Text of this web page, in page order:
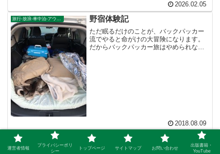
という本です。人生を変えた本『旅に出
ろ！ ヴァガボンディング・ガイド』リ
アル・ドラゴンクエスト・...
2026.02.05
旅行-放浪-車中泊-アウトドア 野宿体験記
ただ眠るだけのことが、バックパッカー
流でやると命がけの大冒険になります。
だからバックパッカー旅はやめられない
2018.08.09
旅行-放浪-車中泊-アウトドア
芸術の都パリ（ダウンロードフリ
ー画像）
運営者情報
プライバシーポリ
シー
トップページ サイトマップ お問い合わせ
出版書籍・
YouTube